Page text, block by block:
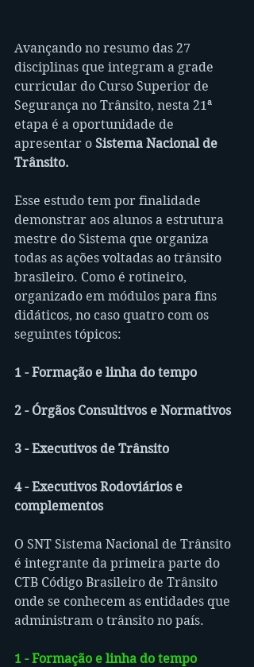
Avançando no resumo das 27
disciplinas que integram a grade
curricular do Curso Superior de
Segurança no Trânsito, nesta 21ª
etapa é a oportunidade de
apresentar o Sistema Nacional de
Trânsito.
Esse estudo tem por finalidade
demonstrar aos alunos a estrutura
mestre do Sistema que organiza
todas as ações voltadas ao trânsito
brasileiro. Como é rotineiro,
organizado em módulos para fins
didáticos, no caso quatro com os
seguintes tópicos:
1 - Formação e linha do tempo
2 - Órgãos Consultivos e Normativos
3 - Executivos de Trânsito
4 - Executivos Rodoviários e
complementos
O SNT Sistema Nacional de Trânsito
é integrante da primeira parte do
CTB Código Brasileiro de Trânsito
onde se conhecem as entidades que
administram o trânsito no país.
1 - Formação e linha do tempo